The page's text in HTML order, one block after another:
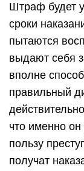
Штраф будет
сроки
пытаются
выдают себя
вполне
правильный
что именно он
пользу
получат